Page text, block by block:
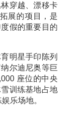
穿越、漂移卡
展的项目，是
假的重要目的
明星手印陈列
尔迪尼奥等巨
座位的中央
训练基地占地
乐场地。